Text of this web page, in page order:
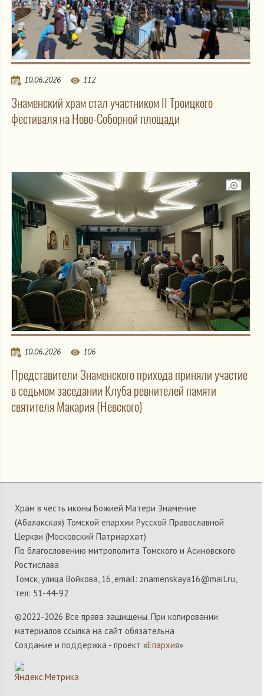
10.06.2026 112
Знаменский храм стал участником II Троицкого
фестиваля на Ново-Соборной площади
10.06.2026 106
Представители Знаменского прихода приняли участие
в седьмом заседании Клуба ревнителей памяти
святителя Макария (Невского)
Храм в честь иконы Божией Матери Знамение
(Абалакская) Томской епархии Русской Православной
Церкви (Московский Патриархат)
По благословению митрополита Томского и Асиновского
Ростислава
Томск, улица Войкова, 16, email: znamenskaya16@mail.ru,
тел: 51-44-92
©2022-2026 Все права защищены. При копировании
материалов ссылка на сайт обязательна
Создание и поддержка - проект «Епархия»